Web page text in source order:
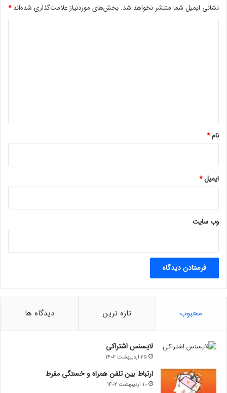
خواهد رسید.
پیش‌تر، افشین خدامرادی، معاون فناوری سازمان امور مالیاتی
نیز از همکاری مشترک این سازمان با بانک مرکزی و وزارت نیرو
۵۰۰ میلیون بیبی دوج رایگان
بگیرید!
ثبت نام
منبع
اشتراک‌گذاری
نشانی ایمیل شما منتشر نخواهد شد. بخش‌های موردنیاز علامت‌گذاری شده‌اند*
نام*
ایمیل*
وب‌ سایت
محبوب تازه ترین دیدگاه ها
لایسنس اشتراکی
25 اردیبهشت 1402
ارتباط بین تلفن همراه و خستگی مفرط
10 اردیبهشت 1402